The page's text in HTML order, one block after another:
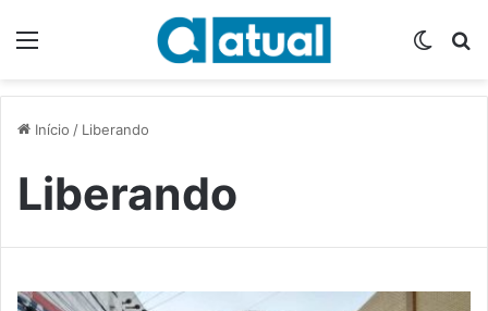
Início / Liberando
Liberando